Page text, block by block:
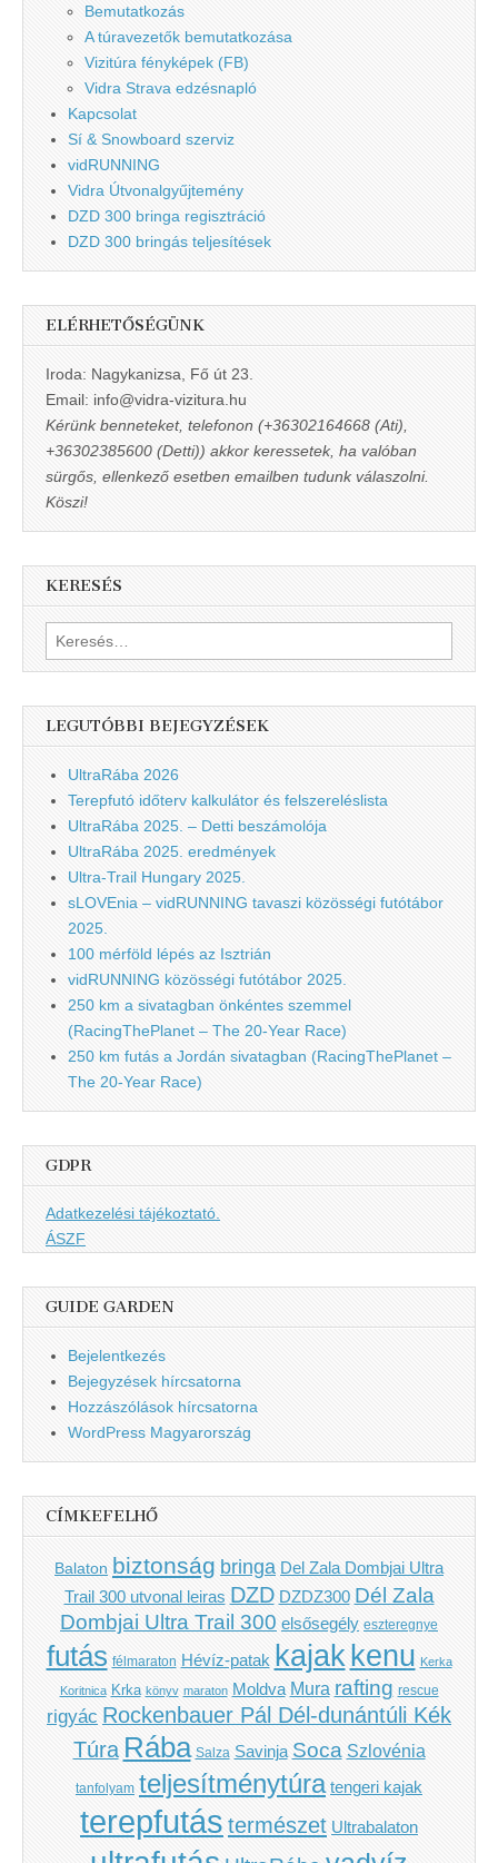
Bemutatkozás
A túravezetők bemutatkozása
Vizitúra fényképek (FB)
Vidra Strava edzésnapló
Kapcsolat
Sí & Snowboard szerviz
vidRUNNING
Vidra Útvonalgyűjtemény
DZD 300 bringa regisztráció
DZD 300 bringás teljesítések
ELÉRHETŐSÉGÜNK
Iroda: Nagykanizsa, Fő út 23.
Email: info@vidra-vizitura.hu
Kérünk benneteket, telefonon (+36302164668 (Ati),
+36302385600 (Detti)) akkor keressetek, ha valóban
sürgős, ellenkező esetben emailben tudunk válaszolni.
Köszi!
KERESÉS
Keresés:
LEGUTÓBBI BEJEGYZÉSEK
UltraRába 2026
Terepfutó időterv kalkulátor és felszereléslista
UltraRába 2025. – Detti beszámolója
UltraRába 2025. eredmények
Ultra-Trail Hungary 2025.
sLOVEnia – vidRUNNING tavaszi közösségi futótábor
2025.
100 mérföld lépés az Isztrián
vidRUNNING közösségi futótábor 2025.
250 km a sivatagban önkéntes szemmel
(RacingThePlanet – The 20-Year Race)
250 km futás a Jordán sivatagban (RacingThePlanet –
The 20-Year Race)
GDPR
Adatkezelési tájékoztató.
ÁSZF
GUIDE GARDEN
Bejelentkezés
Bejegyzések hírcsatorna
Hozzászólások hírcsatorna
WordPress Magyarország
CÍMKEFELHŐ
Balaton biztonság bringa Del Zala Dombjai Ultra
Trail 300 utvonal leiras DZD DZDZ300 Dél Zala
Dombjai Ultra Trail 300 elsősegély eszteregnye
futás félmaraton Hévíz-patak kajakkenu Kerka
Koritnica Krka könyv maraton Moldva Mura rafting rescue
rigyác Rockenbauer Pál Dél-dunántúli Kék
Túra Rába Salza Savinja Soca Szlovénia
tanfolyam teljesítménytúra tengeri kajak
terepfutás természet Ultrabalaton